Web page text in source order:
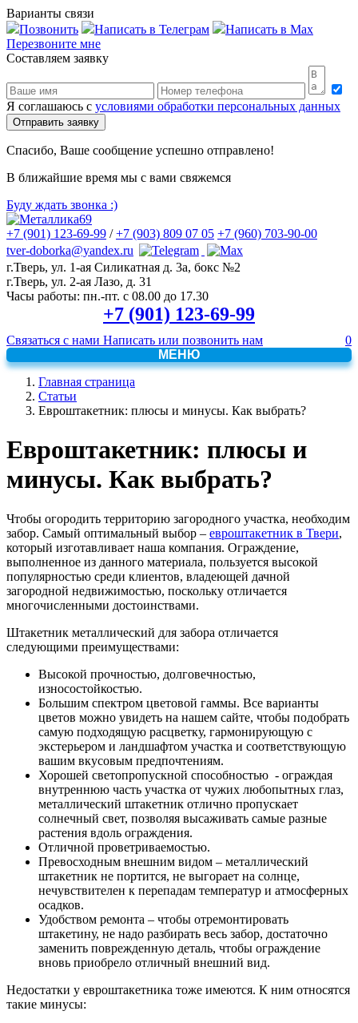
Варианты связи
Позвонить
Написать в Телеграм
Написать в Max
Перезвоните мне
Составляем заявку
Я соглашаюсь с условиями обработки персональных данных
Спасибо, Ваше сообщение успешно отправлено!
В ближайшие время мы с вами свяжемся
Буду ждать звонка :)
+7 (901) 123-69-99 /+7 (903) 809 07 05 +7 (960) 703-90-00
tver-doborka@yandex.ru
г.Тверь, ул. 1-ая Силикатная д. 3а, бокс №2
г.Тверь, ул. 2-ая Лазо, д. 31
Часы работы: пн.-пт. с 08.00 до 17.30
+7 (901) 123-69-99
МЕНЮ
Связаться с нами Написать или позвонить нам 0
Главная страница
Статьи
Евроштакетник: плюсы и минусы. Как выбрать?
Евроштакетник: плюсы и
минусы. Как выбрать?
Чтобы огородить территорию загородного участка, необходим
забор. Самый оптимальный выбор – евроштакетник в Твери,
который изготавливает наша компания. Ограждение,
выполненное из данного материала, пользуется высокой
популярностью среди клиентов, владеющей дачной
загородной недвижимостью, поскольку отличается
многочисленными достоинствами.
Штакетник металлический для забора отличается
следующими преимуществами:
Высокой прочностью, долговечностью,
износостойкостью.
Большим спектром цветовой гаммы. Все варианты
цветов можно увидеть на нашем сайте, чтобы подобрать
самую подходящую расцветку, гармонирующую с
экстерьером и ландшафтом участка и соответствующую
вашим вкусовым предпочтениям.
Хорошей светопропускной способностью - ограждая
внутреннюю часть участка от чужих любопытных глаз,
металлический штакетник отлично пропускает
солнечный свет, позволяя высаживать самые разные
растения вдоль ограждения.
Отличной проветриваемостью.
Превосходным внешним видом – металлический
штакетник не портится, не выгорает на солнце,
нечувствителен к перепадам температур и атмосферных
осадков.
Удобством ремонта – чтобы отремонтировать
штакетину, не надо разбирать весь забор, достаточно
заменить поврежденную деталь, чтобы ограждение
вновь приобрело отличный внешний вид.
Недостатки у евроштакетника тоже имеются. К ним относятся
такие минусы: